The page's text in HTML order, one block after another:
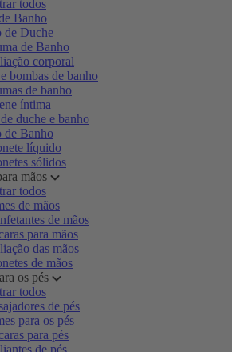
todos
Banho
de Duche
de Banho
corporal
bombas de banho
de banho
íntima
duche e banho
de Banho
líquido
sólidos
mãos
todos
de mãos
de mãos
para mãos
das mãos
de mãos
os pés
todos
de pés
para os pés
para pés
de pés